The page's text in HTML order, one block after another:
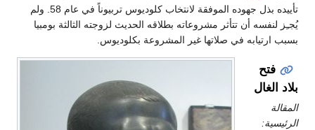
تأييده بذل جهوده الموفقة لانتخاب كلوديوس تربيوناً في عام 58. ولم
يُجـِز لنفسه أن تتأثر مشروعاته بطلاقه الحديث لزوجته الثالثة بومبيا
بسبب ارتيابه في صلاتها غير المشروعة بكلوديوس.
فتح
بلاد الغال
المقالة
الرئيسية: